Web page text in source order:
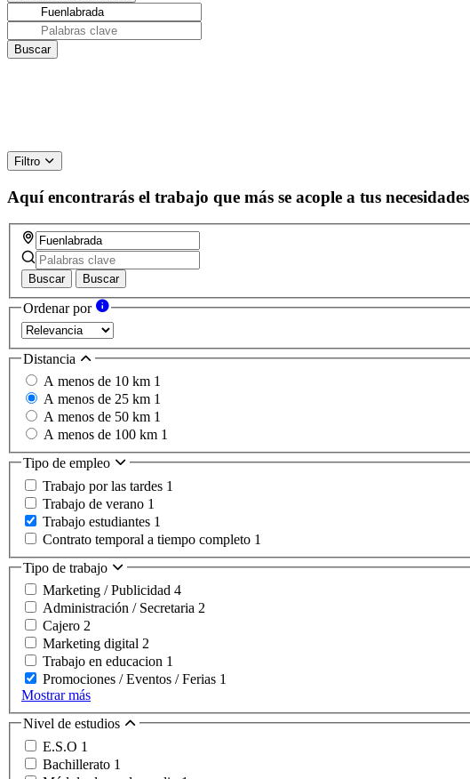
Filtro
Aquí encontrarás el trabajo que más se acople a tus necesidades
Buscar Buscar
Ordenar por
Distancia
A menos de 10 km 1
A menos de 25 km 1
A menos de 50 km 1
A menos de 100 km 1
Tipo de empleo
Trabajo por las tardes 1
Trabajo de verano 1
Trabajo estudiantes 1
Contrato temporal a tiempo completo 1
Tipo de trabajo
Marketing / Publicidad 4
Administración / Secretaria 2
Cajero 2
Marketing digital 2
Trabajo en educacion 1
Promociones / Eventos / Ferias 1
Mostrar más
Nivel de estudios
E.S.O 1
Bachillerato 1